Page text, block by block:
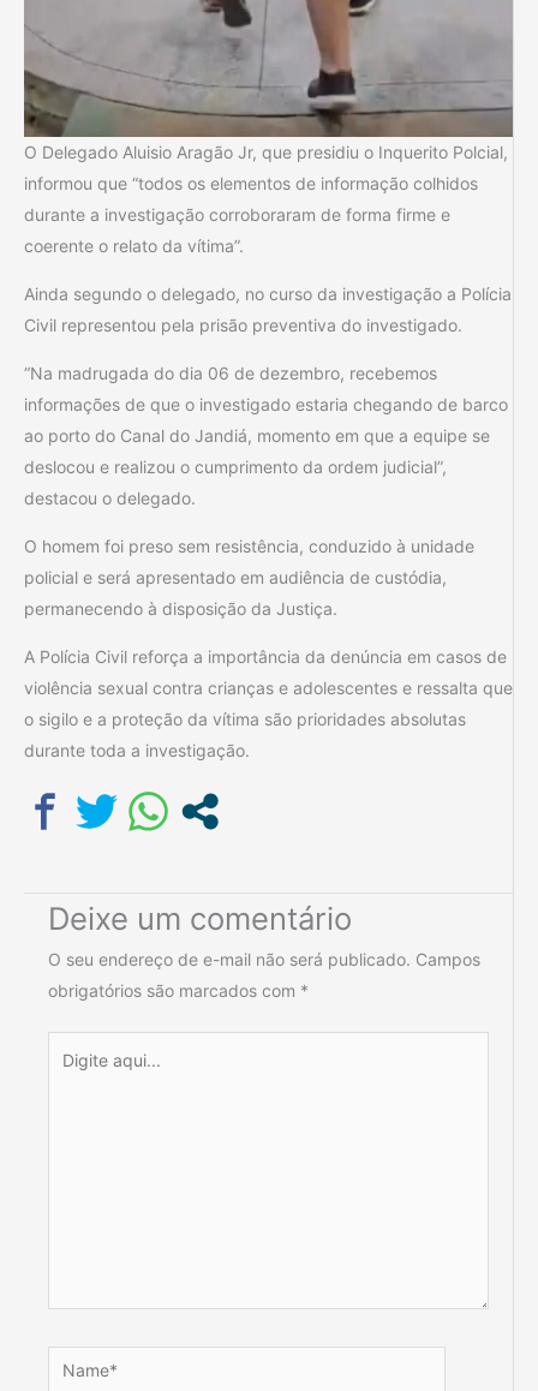
O Delegado Aluisio Aragão Jr, que presidiu o Inquerito Polcial,
informou que “todos os elementos de informação colhidos
durante a investigação corroboraram de forma firme e
coerente o relato da vítima”.
Ainda segundo o delegado, no curso da investigação a Polícia
Civil representou pela prisão preventiva do investigado.
“Na madrugada do dia 06 de dezembro, recebemos
informações de que o investigado estaria chegando de barco
ao porto do Canal do Jandiá, momento em que a equipe se
deslocou e realizou o cumprimento da ordem judicial”,
destacou o delegado.
O homem foi preso sem resistência, conduzido à unidade
policial e será apresentado em audiência de custódia,
permanecendo à disposição da Justiça.
A Polícia Civil reforça a importância da denúncia em casos de
violência sexual contra crianças e adolescentes e ressalta que
o sigilo e a proteção da vítima são prioridades absolutas
durante toda a investigação.
Deixe um comentário
O seu endereço de e-mail não será publicado. Campos
obrigatórios são marcados com *
aqui...
Name*